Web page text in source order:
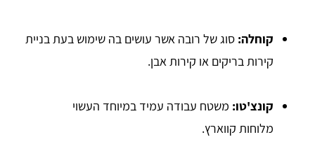
קוחלה: סוג של רובה אשר עושים בה שימוש בעת בניית
קירות בריקים או קירות אבן.
קונצ'טו: משטח עבודה עמיד במיוחד העשוי
מלוחות קווארץ.